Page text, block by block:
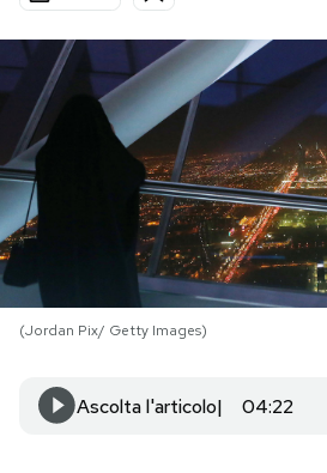
PODCAST
NEWSLETTER
I MIEI PREFERITI
(Jordan Pix/ Getty Images)
Ascolta l'articolo 04:22